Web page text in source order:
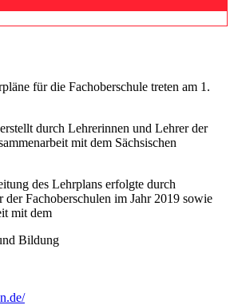
für die Fachoberschule treten am 1.
durch Lehrerinnen und Lehrer der
mit dem Sächsischen
des Lehrplans erfolgte durch
Fachoberschulen im Jahr 2019 sowie
mit dem
Bildung